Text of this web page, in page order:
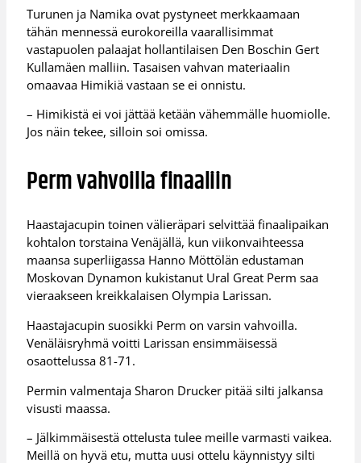
Turunen ja Namika ovat pystyneet merkkaamaan
tähän mennessä eurokoreilla vaarallisimmat
vastapuolen palaajat hollantilaisen Den Boschin Gert
Kullamäen malliin. Tasaisen vahvan materiaalin
omaavaa Himikiä vastaan se ei onnistu.
– Himikistä ei voi jättää ketään vähemmälle huomiolle.
Jos näin tekee, silloin soi omissa.
Perm vahvoilla finaaliin
Haastajacupin toinen välieräpari selvittää finaalipaikan
kohtalon torstaina Venäjällä, kun viikonvaihteessa
maansa superliigassa Hanno Möttölän edustaman
Moskovan Dynamon kukistanut Ural Great Perm saa
vieraakseen kreikkalaisen Olympia Larissan.
Haastajacupin suosikki Perm on varsin vahvoilla.
Venäläisryhmä voitti Larissan ensimmäisessä
osaottelussa 81-71.
Permin valmentaja Sharon Drucker pitää silti jalkansa
visusti maassa.
– Jälkimmäisestä ottelusta tulee meille varmasti vaikea.
Meillä on hyvä etu, mutta uusi ottelu käynnistyy silti